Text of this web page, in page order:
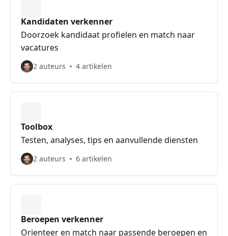
Kandidaten verkenner
Doorzoek kandidaat profielen en match naar
vacatures
2 auteurs 4 artikelen
Toolbox
Testen, analyses, tips en aanvullende diensten
2 auteurs 6 artikelen
Beroepen verkenner
Orienteer en match naar passende beroepen en